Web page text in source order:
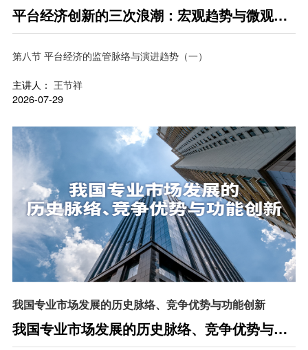
平台经济创新的三次浪潮：宏观趋势与微观应
对
第八节 平台经济的监管脉络与演进趋势（一）
主讲人： 王节祥
2026-07-29
我国专业市场发展的历史脉络、竞争优势与功能创新
我国专业市场发展的历史脉络、竞争优势与功